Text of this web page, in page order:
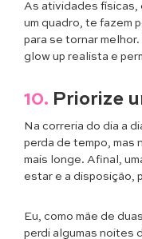
As atividades físicas,
um quadro, te fazem
para se tornar
glow up realista e
10. Priorize
Na correria do dia a
perda de tempo, mas
mais longe. Afinal,
estar e a disposição,
Eu, como mãe de
perdi algumas noites